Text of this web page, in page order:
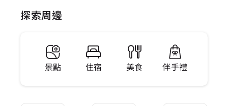
探索周邊
景點 住宿 美食 伴手禮